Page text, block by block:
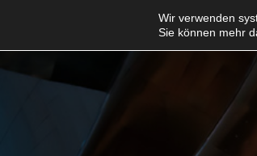
Wir verwenden
Sie können mehr